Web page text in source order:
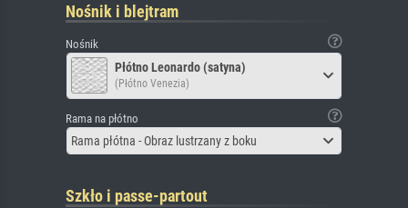
Nośnik i blejtram
Nośnik
Płótno Leonardo (satyna)
(Płótno Venezia)
Rama na płótno
Rama płótna - Obraz lustrzany z boku
Szkło i passe-partout